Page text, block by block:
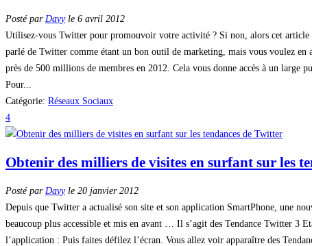
Posté par Davyle 6 avril 2012
Utilisez-vous Twitter pour promouvoir votre activité ? Si non, alors cet article
parlé de Twitter comme étant un bon outil de marketing, mais vous voulez
près de 500 millions de membres en 2012. Cela vous donne accès à un large
Pour...
Catégorie: Réseaux Sociaux
4
Obtenir des milliers de visites en surfant sur les
Posté par Davyle 20 janvier 2012
Depuis que Twitter a actualisé son site et son application SmartPhone, une
beaucoup plus accessible et mis en avant … Il s’agit des Tendance Twitter 3
l’application : Puis faites défilez l’écran. Vous allez voir apparaître des